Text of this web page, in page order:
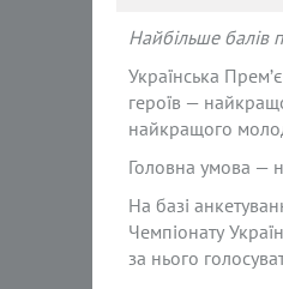
Найбільше балів
Українська
героїв —
найкращого
Головна умова —
На базі
Чемпіонату
за нього